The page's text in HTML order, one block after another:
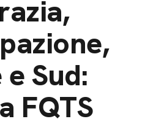
Sud:
FQTS
dal Sud
Campagne
Libri e
pubblicazioni
Docufilm